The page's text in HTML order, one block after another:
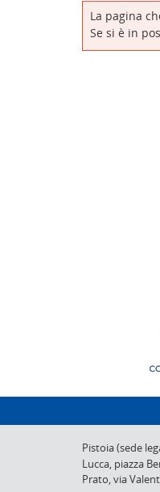
PISTOIA E
SEDI E
ABOUT US
La pagina
Se si è in
Pistoia (sede
Lucca, piazza
Prato,via